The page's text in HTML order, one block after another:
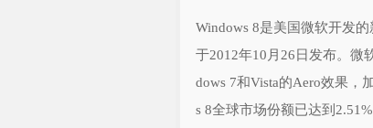
Windows 8是美国微软开发
于2012年10月26日发布。微
dows 7和Vista的Aero效果，
s 8全球市场份额已达到2.51%